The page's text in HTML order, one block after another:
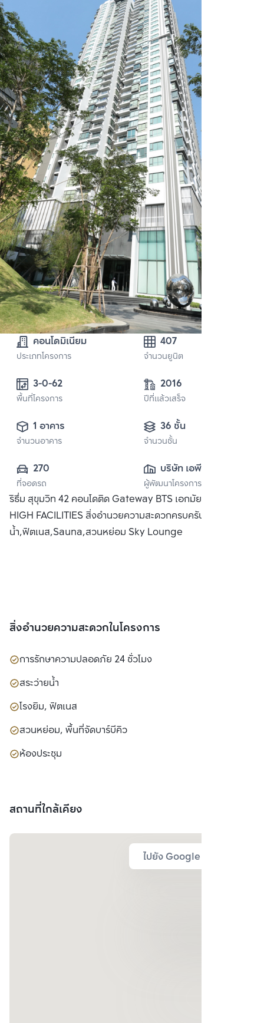
คอนโดมิเนียม
ประเภทโครงการ
407
จำนวนยูนิต
3-0-62
พื้นที่โครงการ
2016
ปีที่แล้วเสร็จ
1 อาคาร
จำนวนอาคาร
36 ชั้น
จำนวนชั้น
270
ที่จอดรถ
บริษัท เอพี (ไทย
แลนด์)
จำกัด(มหาชน)
ผู้พัฒนาโครงการ
ริธึ่ม สุขุมวิท 42 คอนโดติด Gateway BTS เอกมัย พร้อม SKY
HIGH FACILITIES สิ่งอำนวยความสะดวกครบครัน อาทิ สระว่าย
น้ำ,ฟิตเนส,Sauna,สวนหย่อม Sky Lounge
สิ่งอำนวยความสะดวกในโครงการ
การรักษาความปลอดภัย 24 ชั่วโมง
สระว่ายน้ำ
โรงยิม, ฟิตเนส
สวนหย่อม, พื้นที่จัดบาร์บีคิว
ห้องประชุม
สถานที่ใกล้เคียง
ไปยัง Google Map